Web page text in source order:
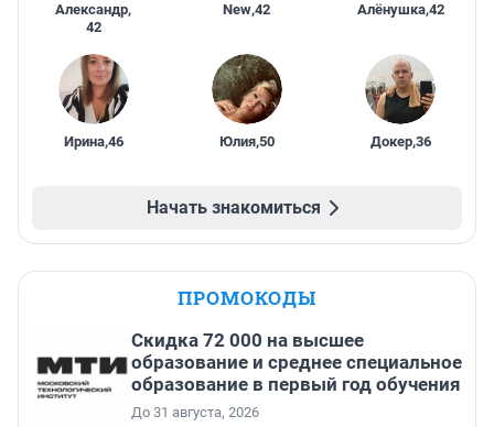
Александр,
42
New,42 Алёнушка,42
Ирина,46 Юлия,50 Докер,36
Начать знакомиться
ПРОМОКОДЫ
Скидка 72 000 на высшее
образование и среднее специальное
образование в первый год обучения
До 31 августа, 2026